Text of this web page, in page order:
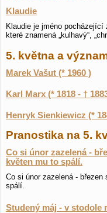
Klaudie
Klaudie je jméno
které znamená „kulhavý“,
5. května a
Marek Vašut (* 1960 )
Karl Marx (* 1818 - †
Henryk Sienkiewicz (*
Pranostika na 5.
Co si únor zazelená -
květen mu to spálí.
Co si únor zazelená -
spálí.
Studený máj - v stodole